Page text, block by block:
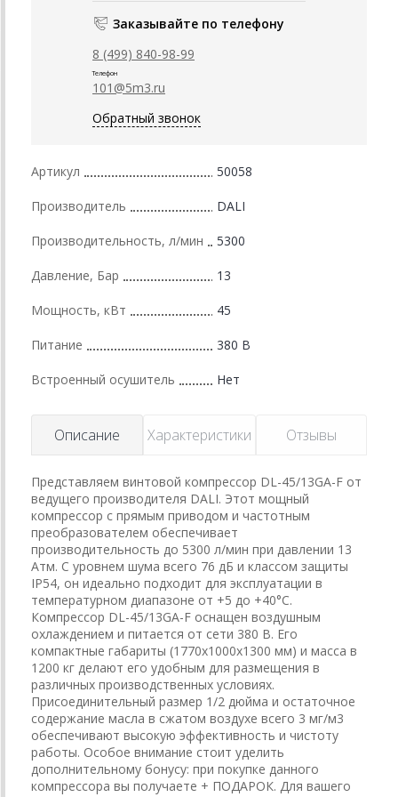
Заказывайте по телефону
8 (499) 840-98-99
Телефон
101@5m3.ru
Обратный звонок
Артикул 50058
Производитель DALI
Производительность, л/мин 5300
Давление, Бар 13
Мощность, кВт 45
Питание 380 В
Встроенный осушитель Нет
Описание Характеристики Отзывы
Представляем винтовой компрессор DL-45/13GA-F от
ведущего производителя DALI. Этот мощный
компрессор с прямым приводом и частотным
преобразователем обеспечивает
производительность до 5300 л/мин при давлении 13
Атм. С уровнем шума всего 76 дБ и классом защиты
IP54, он идеально подходит для эксплуатации в
температурном диапазоне от +5 до +40°C.
Компрессор DL-45/13GA-F оснащен воздушным
охлаждением и питается от сети 380 В. Его
компактные габариты (1770x1000x1300 мм) и масса в
1200 кг делают его удобным для размещения в
различных производственных условиях.
Присоединительный размер 1/2 дюйма и остаточное
содержание масла в сжатом воздухе всего 3 мг/м3
обеспечивают высокую эффективность и чистоту
работы. Особое внимание стоит уделить
дополнительному бонусу: при покупке данного
компрессора вы получаете + ПОДАРОК. Для вашего